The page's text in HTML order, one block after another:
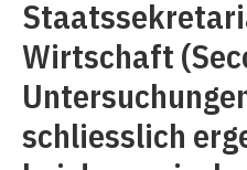
Wirtschaft
schliesslich